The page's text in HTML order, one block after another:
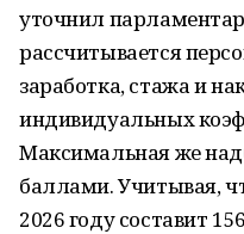
уточнил
рассчитывается
заработка, стажа и
индивидуальных
Максимальная же
баллами. Учитывая,
2026 году составит